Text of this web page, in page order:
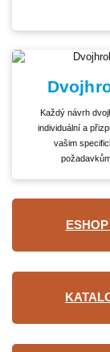
Každý návrh
individuální a
vašim